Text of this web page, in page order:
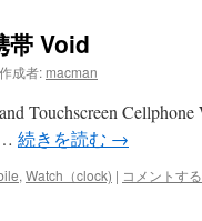
帯 Void
作成者: macman
Touchscreen
続きを読む →
, Watch（clock) | コメントする